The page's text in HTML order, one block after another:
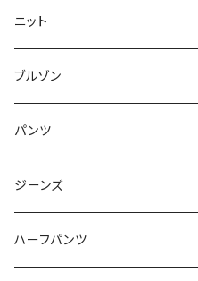
50/XL～
48/L
50/XL～
46/M
48/L
50/XL～
～44/S
46/M
48/L
50/XL～
ニット
～44/S
46/M
48/L
50/XL～
ブルゾン
～44/S
46/M
48/L
パンツ
～44/S
46/M
ジーンズ
～44/S
ハーフパンツ